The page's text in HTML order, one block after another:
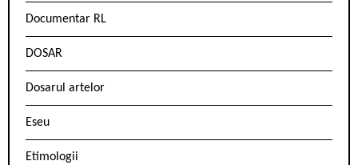
Documentar RL
DOSAR
Dosarul artelor
Eseu
Etimologii